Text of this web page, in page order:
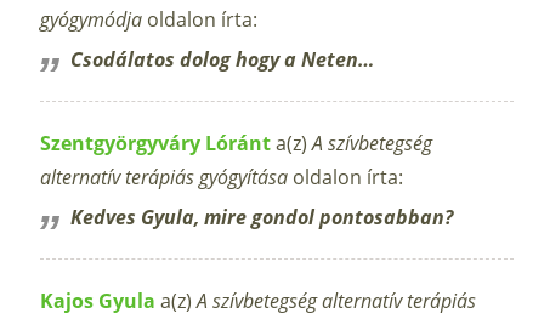
gyógymódja oldalon írta:
Csodálatos dolog hogy a Neten…
Szentgyörgyváry Lóránta(z)A szívbetegség
alternatív terápiás gyógyítása oldalon írta:
Kedves Gyula, mire gondol pontosabban?
Kajos Gyula a(z)A szívbetegség alternatív terápiás